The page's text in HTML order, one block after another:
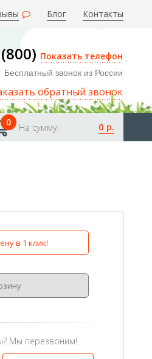
Блог Контакты
Показать телефон
Бесплатный звонок из России
обратный звонок
0 На сумму: 0 р.
в 1 клик!
Мы перезвоним!